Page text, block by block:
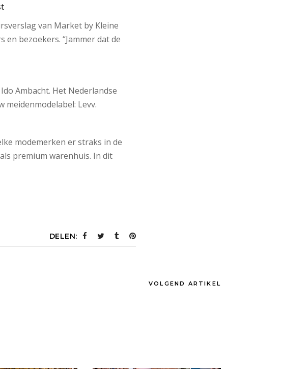
van Market by Kleine
bezoekers. “Jammer dat de
Ambacht. Het Nederlandse
Levv.
modemerken er straks in de
premium warenhuis. In dit
DELEN:
VOLGEND ARTIKEL